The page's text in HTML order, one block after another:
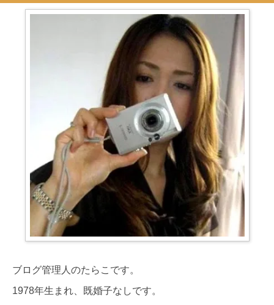
ブログ管理人のたらこです。
1978年生まれ、既婚子なしです。